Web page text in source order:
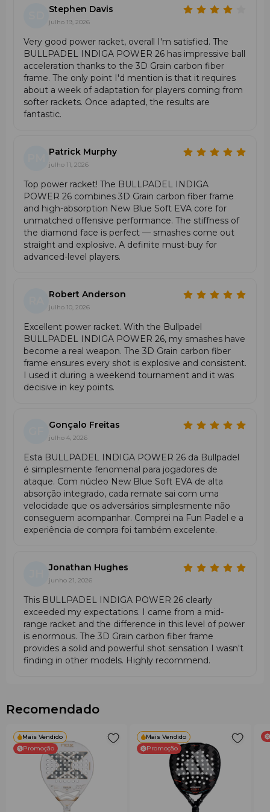
Balance:alto (potência)
Materiais:
Armação:Carbontube (100% carbono)
Superfície:
Polyglass (fibra de vidro)
Núcleo:SoftEva (eva foam)
Espessura:38 mm
Detalhes adicionais:maior rigidez na zona superior
para golpes de ataque potentes, design desportivo
clássico em tons prateado e preto
Tecnologias e Características Adicionais
Potência máxima no topo do movimento
ao formato diamante e ao sweet spot mais alto, que
reforça o estilo de jogo agressivo.
Conforto e vibração mínima— proporcionados pelo
núcleo SoftEva (eva foam)
, que absorve o impacto e
reduz a fadiga no braço.
Rigidez reforçada e estabilidade estrutural
toda a raquete.
Contacto suave e limpo com a bola
fibra de vidro Polyglass, que combina flexibilidade e
rigidez suficiente para golpes de ataque.
Trajetória previsível da bola— graças à superfície
lisa, sem textura.
Durabilidade e desempenho prolongado—
garantidos pela estrutura em fibra de vidro com
Características em Jogo
explosivanos golpes a partir do topo do movimento,
estabilidade na finalização dos pontos e saída rápida de
bola graças ao seu balance alto. O modelo comporta-se
de forma excelente no ataque, especialmente junto à
rede, permitindo executar smashes, bandeja e vibora com
máxima força e perda mínima de controle.
Jogadores que precisam de uma
raquete de padel
de ataque potente
Amadores que querem acrescentar potência aos seus
golpes.
Jogadores que gostam de atacar desde os primeiros
golpes e dominar junto à rede.
Quem tem um estilo de jogo focado empotência,
finalização dos pontos e ataque agressivo.
Alta potência
graças ao formato diamante e ao
balance alto.
Ressalto suave e conforto
proporcionados pelo
núcleo SoftEva.
Maior resistência estrutural
graças à armação em
Stephen Davis
julho 19, 2026
Very good power racket, overall I'm satisfied. The
BULLPADEL INDIGA POWER 26 has impressive ball
acceleration thanks to the 3D Grain carbon fiber
frame. The only point I'd mention is that it requires
about a week of adaptation for players coming from
softer rackets. Once adapted, the results are
fantastic.
Patrick Murphy
julho 11, 2026
Top power racket! The BULLPADEL INDIGA
POWER 26 combines 3D Grain carbon fiber frame
and high-absorption New Blue Soft EVA core for
unmatched offensive performance. The stiffness of
the diamond face is perfect — smashes come out
straight and explosive. A definite must-buy for
advanced-level players.
Robert Anderson
julho 10, 2026
Excellent power racket. With the Bullpadel
BULLPADEL INDIGA POWER 26, my smashes have
become a real weapon. The 3D Grain carbon fiber
frame ensures every shot is explosive and consistent.
I used it during a weekend tournament and it was
decisive in key points.
Gonçalo Freitas
julho 4, 2026
Esta BULLPADEL INDIGA POWER 26 da Bullpadel
é simplesmente fenomenal para jogadores de
ataque. Com núcleo New Blue Soft EVA de alta
absorção integrado, cada remate sai com uma
velocidade que os adversários simplesmente não
conseguem acompanhar. Comprei na Fun Padel e a
experiência de compra foi também excelente.
Jonathan Hughes
junho 21, 2026
This BULLPADEL INDIGA POWER 26 clearly
exceeded my expectations. I came from a mid-
range racket and the difference in this level of power
is enormous. The 3D Grain carbon fiber frame
provides a solid and powerful shot sensation I wasn't
finding in other models. Highly recommend.
Recomendado
Mais Vendido
Promoção
Mais Vendido
Promoção